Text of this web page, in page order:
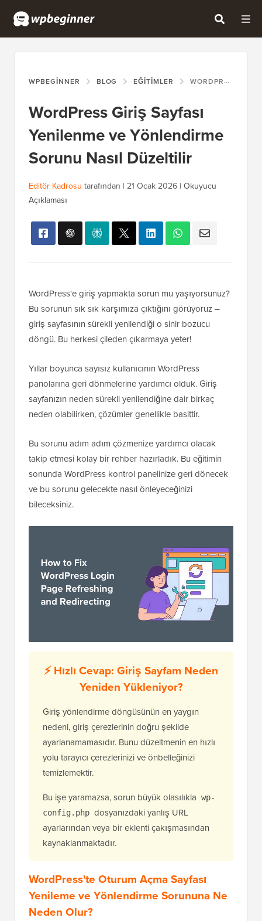
WPBEGINNER BLOG EĞITIMLER WORDPRESS GIRIŞ SAYFASI YENILENME VE YÖNLENDIRME SORUNU NASIL DÜZELTILIR
WordPress Giriş Sayfası
Yenilenme ve Yönlendirme
Sorunu Nasıl Düzeltilir
Editör Kadrosu tarafından | 21 Ocak 2026 | Okuyucu
Açıklaması
WordPress'e giriş yapmakta sorun mu yaşıyorsunuz?
Bu sorunun sık sık karşımıza çıktığını görüyoruz –
giriş sayfasının sürekli yenilendiği o sinir bozucu
döngü. Bu herkesi çileden çıkarmaya yeter!
Yıllar boyunca sayısız kullanıcının WordPress
panolarına geri dönmelerine yardımcı olduk. Giriş
sayfanızın neden sürekli yenilendiğine dair birkaç
neden olabilirken, çözümler genellikle basittir.
Bu sorunu adım adım çözmenize yardımcı olacak
takip etmesi kolay bir rehber hazırladık. Bu eğitimin
sonunda WordPress kontrol panelinize geri dönecek
ve bu sorunu gelecekte nasıl önleyeceğinizi
bileceksiniz.
⚡ Hızlı Cevap: Giriş Sayfam Neden
Yeniden Yükleniyor?
Giriş yönlendirme döngüsünün en yaygın
nedeni, giriş çerezlerinin doğru şekilde
ayarlanamamasıdır. Bunu düzeltmenin en hızlı
yolu tarayıcı çerezlerinizi ve önbelleğinizi
temizlemektir.
Bu işe yaramazsa, sorun büyük olasılıkla wp-
config.php dosyanızdaki yanlış URL
ayarlarından veya bir eklenti çakışmasından
kaynaklanmaktadır.
WordPress'te Oturum Açma Sayfası
Yenileme ve Yönlendirme Sorununa Ne
Neden Olur?